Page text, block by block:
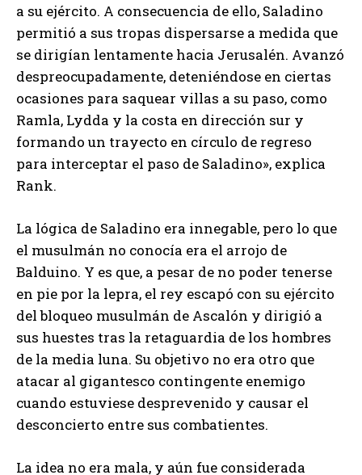
a su ejército. A consecuencia de ello, Saladino
permitió a sus tropas dispersarse a medida que
se dirigían lentamente hacia Jerusalén. Avanzó
despreocupadamente, deteniéndose en ciertas
ocasiones para saquear villas a su paso, como
Ramla, Lydda y la costa en dirección sur y
formando un trayecto en círculo de regreso
para interceptar el paso de Saladino», explica
Rank.
La lógica de Saladino era innegable, pero lo que
el musulmán no conocía era el arrojo de
Balduino. Y es que, a pesar de no poder tenerse
en pie por la lepra, el rey escapó con su ejército
del bloqueo musulmán de Ascalón y dirigió a
sus huestes tras la retaguardia de los hombres
de la media luna. Su objetivo no era otro que
atacar al gigantesco contingente enemigo
cuando estuviese desprevenido y causar el
desconcierto entre sus combatientes.
La idea no era mala, y aún fue considerada